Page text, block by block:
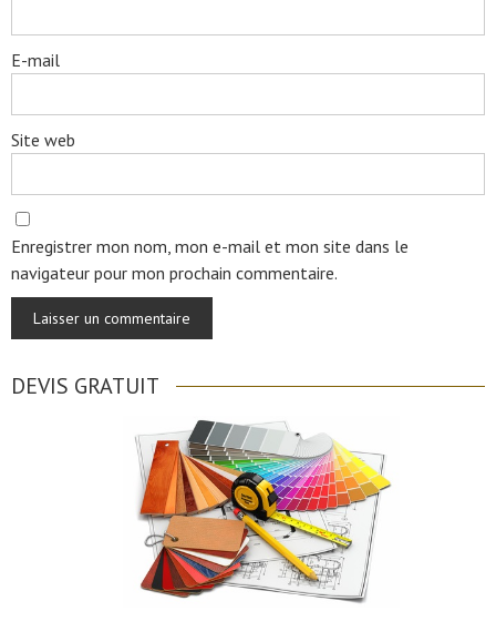
E-mail
Site web
Enregistrer mon nom, mon e-mail et mon site dans le
navigateur pour mon prochain commentaire.
DEVIS GRATUIT